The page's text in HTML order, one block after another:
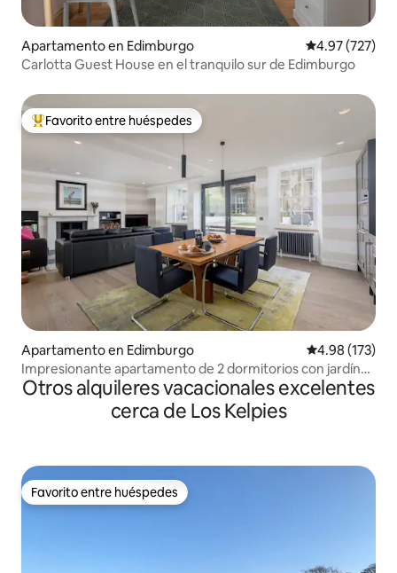
Apartamento en Edimburgo Calificación
4.97 (727)
Carlotta Guest House en el tranquilo sur de Edimburgo
Favorito entre huéspedes preferido
Favorito entre huéspedes
Apartamento en Edimburgo Calificación
4.98 (173)
Impresionante apartamento de 2 dormitorios con jardín
en New Town
Otros alquileres vacacionales excelentes
cerca de Los Kelpies
Favorito entre huéspedes
Favorito entre huéspedes